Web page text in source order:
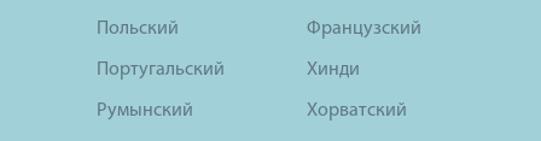
Польский
Португальский
Румынский
Французский
Хинди
Хорватский